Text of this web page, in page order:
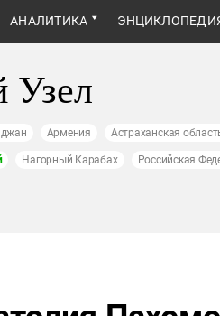
АНАЛИТИКА
Узел
Армения Астраханская
Нагорный Карабах Российская